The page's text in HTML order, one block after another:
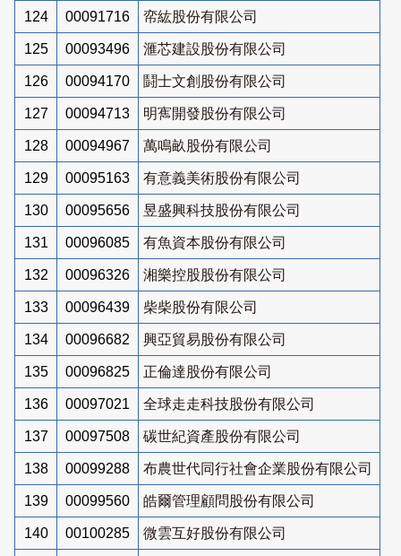
124 00091716 帟紘股份有限公司
125 00093496 滙芯建設股份有限公司
126 00094170 鬪士文創股份有限公司
127 00094713 明寯開發股份有限公司
128 00094967 萬鳴畝股份有限公司
129 00095163 有意義美術股份有限公司
130 00095656 昱盛興科技股份有限公司
131 00096085 有魚資本股份有限公司
132 00096326 湘樂控股股份有限公司
133 00096439 柴柴股份有限公司
134 00096682 興亞貿易股份有限公司
135 00096825 正倫達股份有限公司
136 00097021 全球走走科技股份有限公司
137 00097508 碳世紀資產股份有限公司
138 00099288 布農世代同行社會企業股份有限公司
139 00099560 皓爾管理顧問股份有限公司
140 00100285 微雲互好股份有限公司